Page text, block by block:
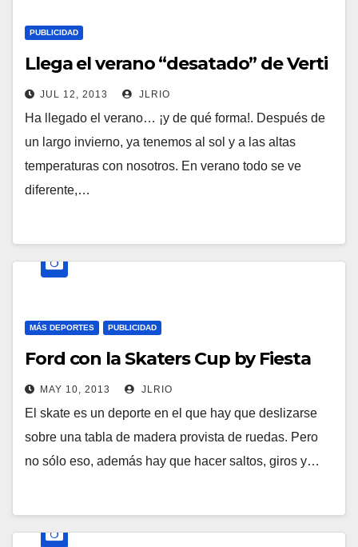
PUBLICIDAD
Llega el verano “desatado” de Verti
JUL 12, 2013 JLRIO
Ha llegado el verano… ¡y de qué forma!. Después de
un largo invierno, ya tenemos al sol y a las altas
temperaturas con nosotros. En verano todo se ve
diferente,…
MÁS DEPORTES PUBLICIDAD
Ford con la Skaters Cup by Fiesta
MAY 10, 2013 JLRIO
El skate es un deporte en el que hay que deslizarse
sobre una tabla de madera provista de ruedas. Pero
no sólo eso, además hay que hacer saltos, giros y…